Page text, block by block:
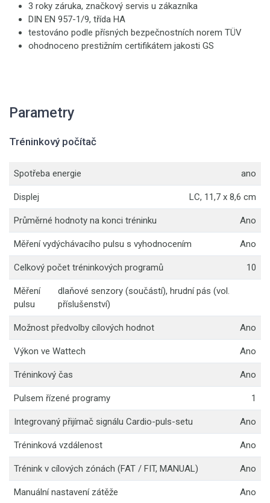
3 roky záruka, značkový servis u zákazníka
DIN EN 957-1/9, třída HA
testováno podle přísných bezpečnostních norem TÜV
ohodnoceno prestižním certifikátem jakosti GS
Parametry
Tréninkový počítač
Spotřeba energie ano
Displej LC, 11,7 x 8,6 cm
Průměrné hodnoty na konci tréninku Ano
Měření vydýchávacího pulsu s vyhodnocením Ano
Celkový počet tréninkových programů 10
Měření
pulsu
dlaňové senzory (součástí), hrudní pás (vol.
příslušenství)
Možnost předvolby cílových hodnot Ano
Výkon ve Wattech Ano
Tréninkový čas Ano
Pulsem řízené programy 1
Integrovaný přijímač signálu Cardio-puls-setu Ano
Tréninková vzdálenost Ano
Trénink v cílových zónách (FAT / FIT, MANUAL) Ano
Manuální nastavení zátěže Ano